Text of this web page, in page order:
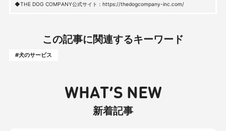
◆THE DOG COMPANY公式サイト：https://thedogcompany-inc.com/
この記事に関連するキーワード
#犬のサービス
WHAT’S NEW
新着記事